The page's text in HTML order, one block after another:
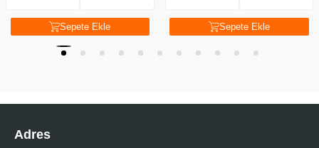
Sepete Ekle Sepete Ekle
Adres